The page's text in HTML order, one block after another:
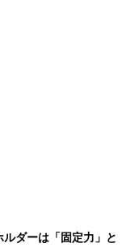
ダーは「固定力」と